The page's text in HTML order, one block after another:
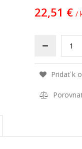
22,51 € /
Pridať k